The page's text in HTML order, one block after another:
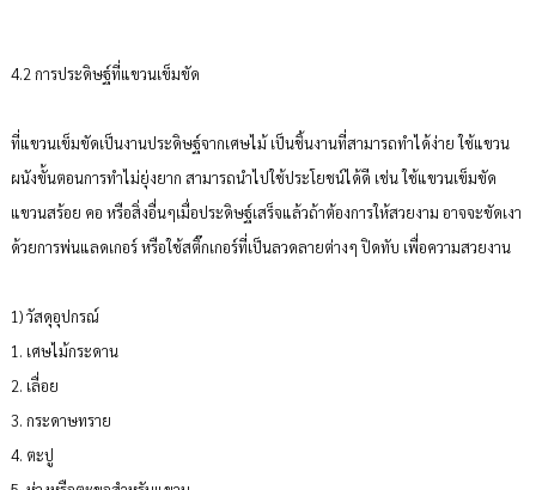
4.2 การประดิษฐ์ที่แขวนเข็มขัด
ที่แขวนเข็มขัดเป็นงานประดิษฐ์จากเศษไม้ เป็นชิ้นงานที่สามารถทำได้ง่าย ใช้แขวน
ผนังขั้นตอนการทำไม่ยุ่งยาก สามารถนำไปใช้ประโยชน์ได้ดี เช่น ใช้แขวนเข็มขัด
แขวนสร้อย คอ หรือสิ่งอื่นๆเมื่อประดิษฐ์เสร็จแล้วถ้าต้องการให้สวยงาม อาจจะขัดเงา
ด้วยการพ่นแลดเกอร์ หรือใช้สติ๊กเกอร์ที่เป็นลวดลายต่างๆ ปิดทับ เพื่อความสวยงาน
1) วัสดุอุปกรณ์
1. เศษไม้กระดาน
2. เลื่อย
3. กระดาษทราย
4. ตะปู